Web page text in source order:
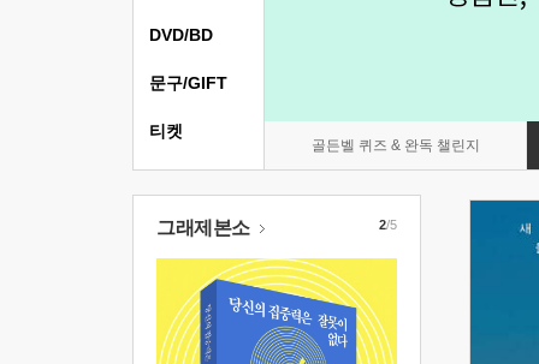
골든벨 퀴즈 & 완독 챌린지
DVD/BD
문구/GIFT
티켓
그래제본소 2/5